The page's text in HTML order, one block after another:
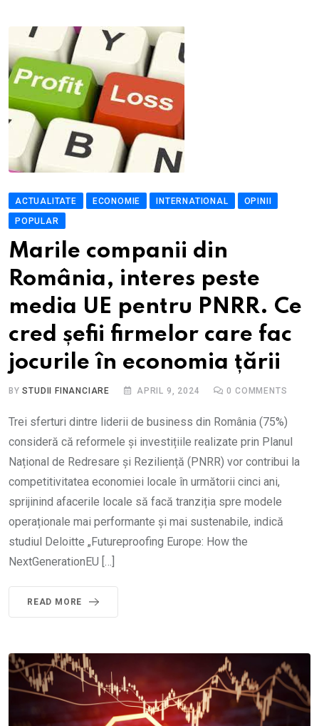
ACTUALITATE ECONOMIE INTERNATIONAL
OPINII
POPULAR
Marile companii din
România, interes peste
media UE pentru PNRR. Ce
cred șefii firmelor care fac
jocurile în economia țării
BYSTUDII FINANCIARE APRIL 9, 2024 0 COMMENTS
Trei sferturi dintre liderii de business din România (75%)
consideră că reformele și investițiile realizate prin Planul
Național de Redresare și Reziliență (PNRR) vor contribui la
competitivitatea economiei locale în următorii cinci ani,
sprijinind afacerile locale să facă tranziția spre modele
operaționale mai performante și mai sustenabile, indică
studiul Deloitte „Futureproofing Europe: How the
NextGenerationEU […]
READ MORE